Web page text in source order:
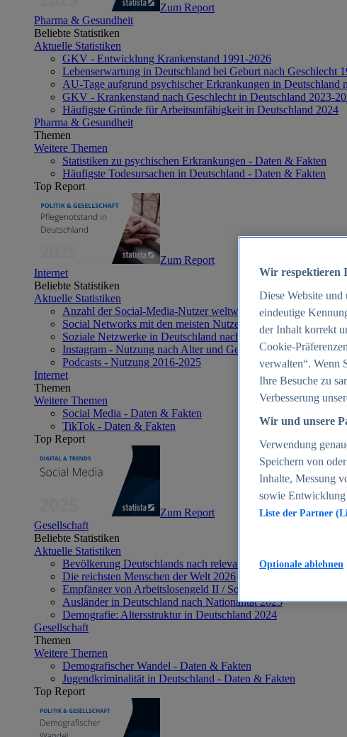
Zum Report
Pharma & Gesundheit
Beliebte Statistiken
Aktuelle Statistiken
GKV - Entwicklung Krankenstand 1991-2026
Lebenserwartung in Deutschland bei Geburt nach Geschlecht
AU-Tage aufgrund psychischer Erkrankungen in Deutschland
GKV - Krankenstand nach Geschlecht in Deutschland 2023-
Häufigste Gründe für Arbeitsunfähigkeit in Deutschland 2024
Pharma & Gesundheit
Themen
Weitere Themen
Statistiken zu psychischen Erkrankungen - Daten & Fakten
Häufigste Todesursachen in Deutschland - Daten & Fakten
Top Report
Zum Report
Internet
Beliebte Statistiken
Aktuelle Statistiken
Anzahl der Social-Media-Nutzer weltweit 2012-2025
Social Networks mit den meisten Nutzern weltweit 2025
Soziale Netzwerke in Deutschland nach Generationen 2025
Instagram - Nutzung nach Alter und Geschlecht in
Podcasts - Nutzung 2016-2025
Internet
Themen
Weitere Themen
Social Media - Daten & Fakten
TikTok - Daten & Fakten
Top Report
Zum Report
Gesellschaft
Beliebte Statistiken
Aktuelle Statistiken
Bevölkerung Deutschlands nach relevanten Altersgruppen 2024
Die reichsten Menschen der Welt 2026
Empfänger von Arbeitslosengeld II / Sozialgeld / Bürgergeld in
Ausländer in Deutschland nach Nationalität 2025
Demografie: Altersstruktur in Deutschland 2024
Gesellschaft
Themen
Weitere Themen
Demografischer Wandel - Daten & Fakten
Jugendkriminalität in Deutschland - Daten & Fakten
Top Report
Wir respektieren
Diese Website und
eindeutige
der Inhalt korrekt
Cookie-
verwalten“. Wenn
Ihre Besuche zu
Verbesserung
Wir und unsere
Verwendung
Speichern von
Inhalte, Messung
sowie Entwicklung
Liste der Partner
Optionale ablehnen